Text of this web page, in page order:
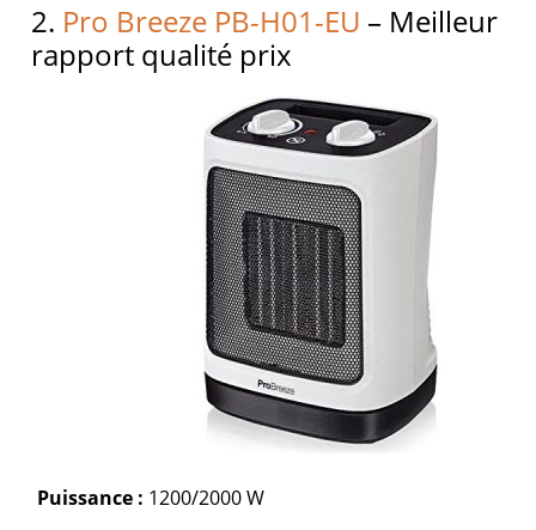
2. Pro Breeze PB-H01-EU – Meilleur
rapport qualité prix
Puissance : 1200/2000 W